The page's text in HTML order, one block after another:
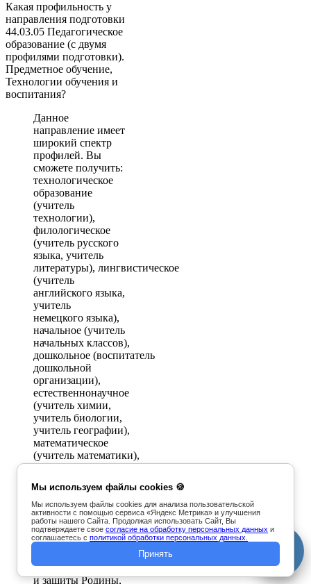
Какая профильность у
направления подготовки
44.03.05 Педагогическое
образование (с двумя
профилями подготовки).
Предметное обучение,
Технологии обучения и
воспитания?
Данное
направление имеет
широкий спектр
профилей. Вы
сможете получить:
технологическое
образование
(учитель
технологии),
филологическое
(учитель русского
языка, учитель
литературы), лингвистическое
(учитель
английского языка,
учитель
немецкого языка),
начальное (учитель
начальных классов),
дошкольное (воспитатель
дошкольной
организации),
естественнонаучное
(учитель химии,
учитель биологии,
учитель географии),
математическое
(учитель математики),
техническое
учитель
информатики), историческое
(учитель истории),
социально-
гуманитарное
основ безопасности
и защиты Родины,
Мы используем файлы cookies 🍪
Мы используем файлы cookies для анализа пользовательской
активности с помощью сервиса «Яндекс Метрика» и улучшения
работы нашего Сайта. Продолжая использовать Сайт, Вы
подтверждаете свое согласие на обработку персональных данных и
соглашаетесь с политикой обработки персональных данных.
Принять